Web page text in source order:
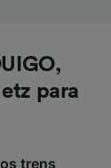
para
trens